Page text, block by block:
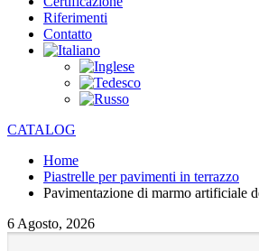
Riferimenti
Contatto
CATALOG
Home
Piastrelle per pavimenti in terrazzo
Pavimentazione di marmo artificiale
6 Agosto, 2026